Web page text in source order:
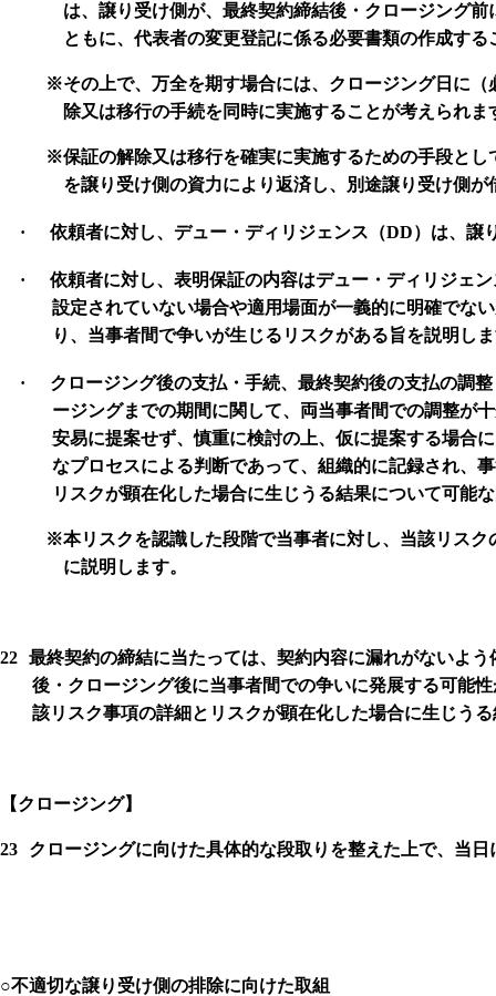
は、譲り受け側が、最終契約締結後・クロージング
ともに、代表者の変更登記に係る必要書類の作成す
※その上で、万全を期す場合には、クロージング日に
除又は移行の手続を同時に実施することが考えられま
※保証の解除又は移行を確実に実施するための手段と
を譲り受け側の資力により返済し、別途譲り受け側
· 依頼者に対し、デュー・ディリジェンス（DD）は、譲
·
依頼者に対し、表明保証の内容はデュー・ディリジェ
設定されていない場合や適用場面が一義的に明確でな
り、当事者間で争いが生じるリスクがある旨を説明し
·
クロージング後の支払・手続、最終契約後の支払の調
ージングまでの期間に関して、両当事者間での調整が
安易に提案せず、慎重に検討の上、仮に提案する場合
なプロセスによる判断であって、組織的に記録され、
リスクが顕在化した場合に生じうる結果について可能
※本リスクを認識した段階で当事者に対し、当該リス
に説明します。
22 最終契約の締結に当たっては、契約内容に漏れがないよ
後・クロージング後に当事者間での争いに発展する可能
該リスク事項の詳細とリスクが顕在化した場合に生じう
【クロージング】
23 クロージングに向けた具体的な段取りを整えた上で、当
○不適切な譲り受け側の排除に向けた取組